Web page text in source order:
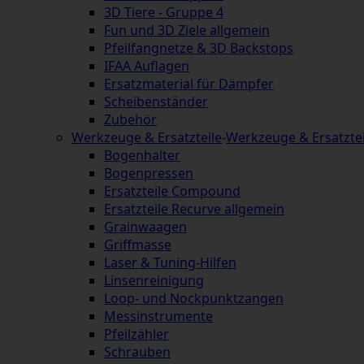
3D Tiere - Gruppe 4
Fun und 3D Ziele allgemein
Pfeilfangnetze & 3D Backstops
IFAA Auflagen
Ersatzmaterial für Dämpfer
Scheibenständer
Zubehör
Werkzeuge & Ersatzteile-Werkzeuge &
Bogenhalter
Bogenpressen
Ersatzteile Compound
Ersatzteile Recurve allgemein
Grainwaagen
Griffmasse
Laser & Tuning-Hilfen
Linsenreinigung
Loop- und Nockpunktzangen
Messinstrumente
Pfeilzähler
Schrauben